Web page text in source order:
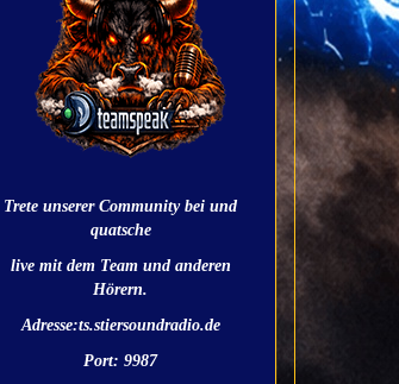
Trete unserer Community bei und
quatsche
live mit dem Team und anderen
Hörern.
Adresse:ts.stiersoundradio.de
Port: 9987